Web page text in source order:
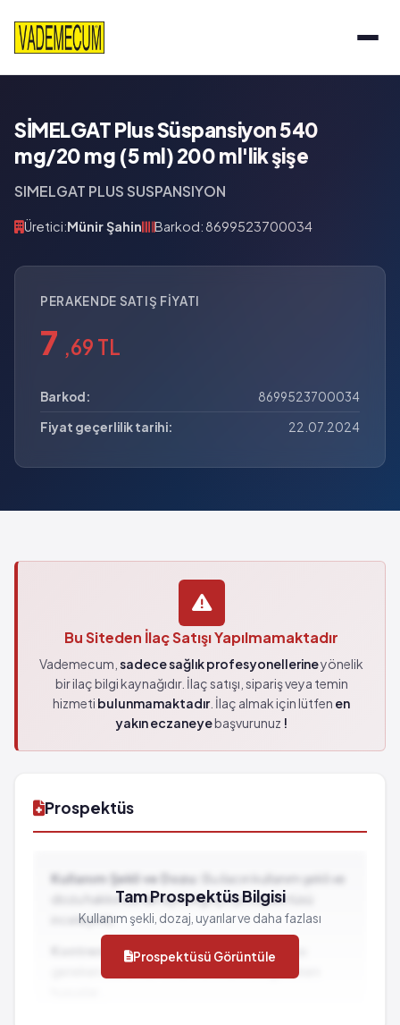
SİMELGAT Plus Süspansiyon 540
mg/20 mg (5 ml) 200 ml'lik şişe
SIMELGAT PLUS SUSPANSIYON
Üretici:Münir Şahin Barkod: 8699523700034
PERAKENDE SATIŞ FIYATI
7 ,69 TL
Barkod:
8699523700034
Fiyat geçerlilik tarihi:
22.07.2024
Bu Siteden İlaç Satışı Yapılmamaktadır
Vademecum, sadece sağlık profesyonellerineyönelik
bir ilaç bilgi kaynağıdır. İlaç satışı, sipariş veya temin
hizmeti bulunmamaktadır. İlaç almak için lütfen en
yakın eczaneyebaşvurunuz !
Prospektüs
Kullanım Şekli ve Dozu:
Bu ilacın kullanım şekli ve
dozu hakkında detaylı bilgi için prospektüsü
inceleyiniz.
Kontrendikasyonlar:İlacın kullanılmaması
gereken durumlar ve dikkat edilmesi gereken
Tam Prospektüs Bilgisi
Kullanım şekli, dozaj, uyarılar ve daha fazlası
Prospektüsü Görüntüle